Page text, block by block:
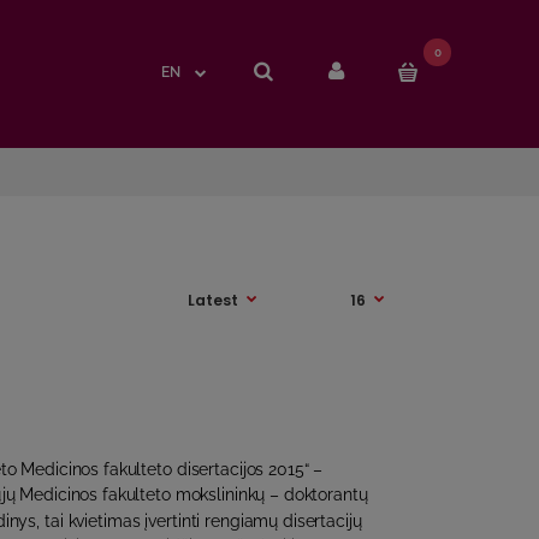
EN
0
EN
0
Medicinos fakulteto disertacijos 2015“ –
Medicinos fakulteto mokslininkų – doktorantų
tai kvietimas įvertinti rengiamų disertacijų